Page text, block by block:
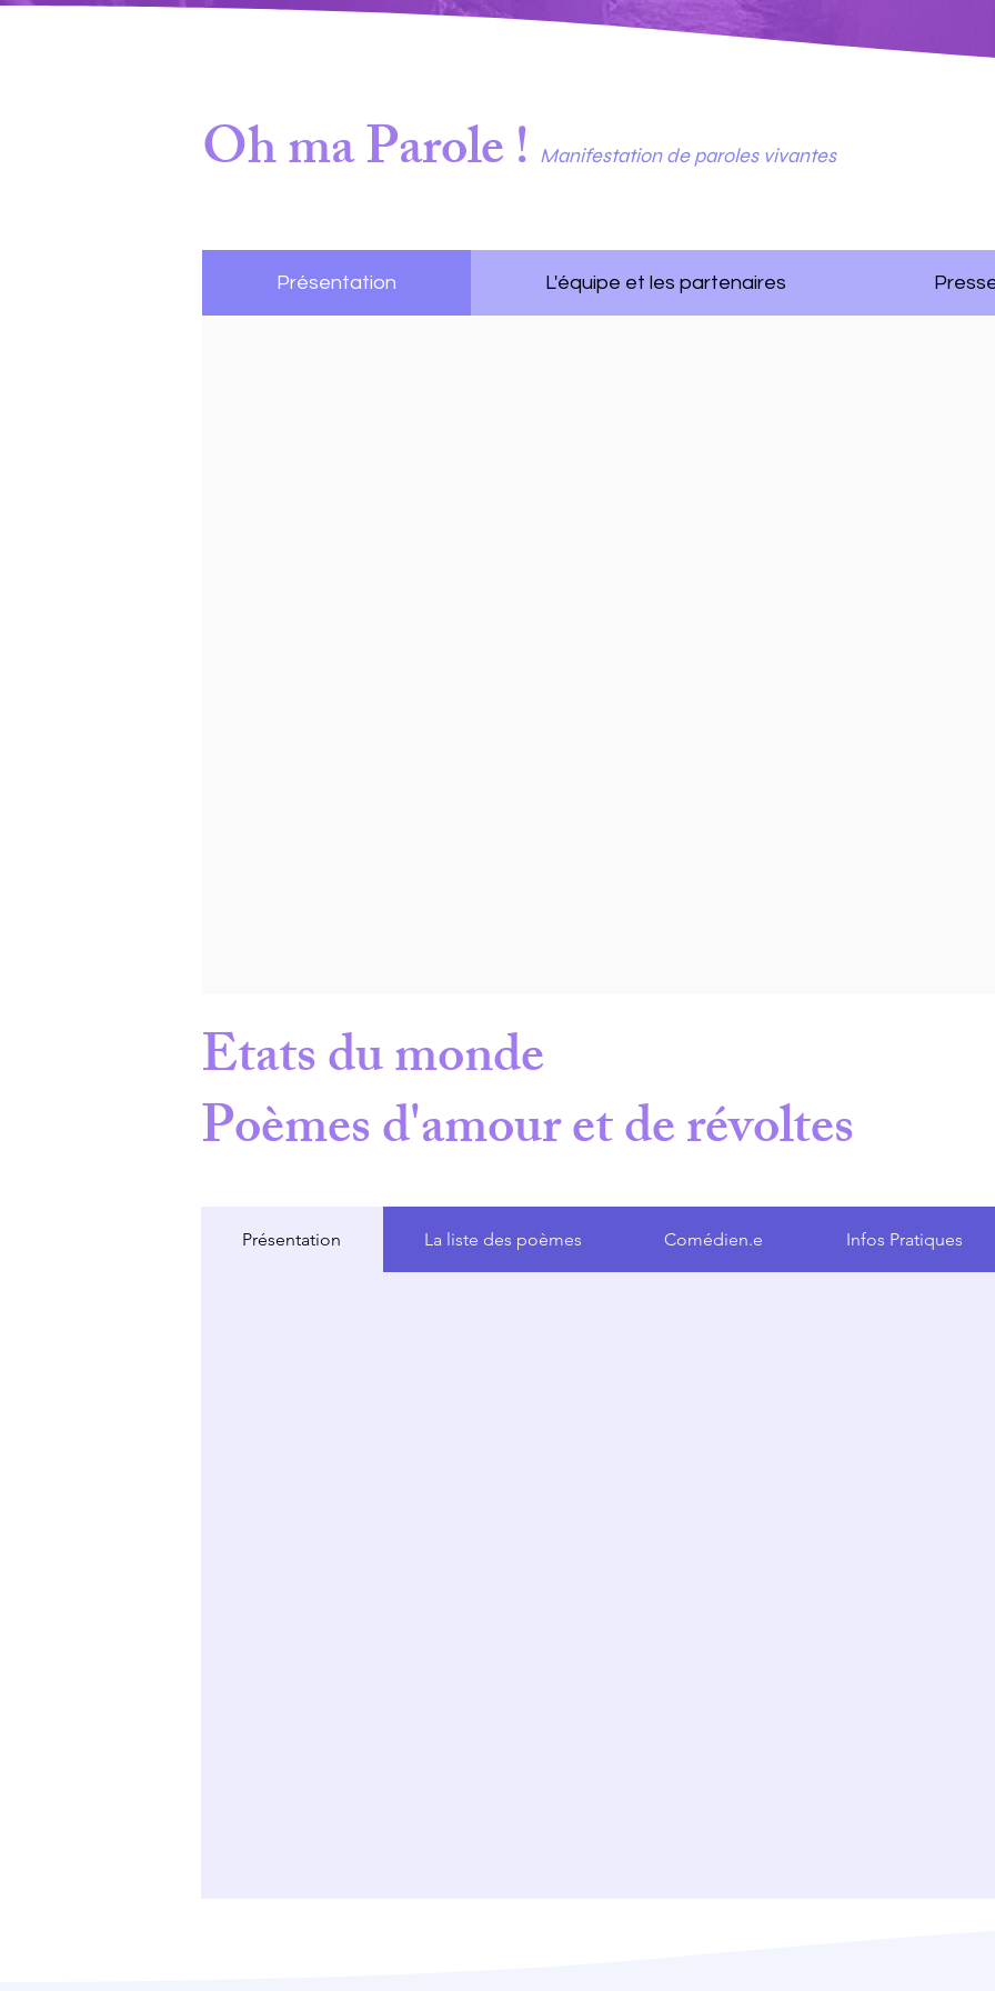
Oh ma Parole ! Manifestation de paroles vivantes
Présentation L'équipe et les partenaires
Etats du monde
Poèmes d'amour et de révoltes
Présentation La liste des poèmes Comédien.e Infos Pratiques